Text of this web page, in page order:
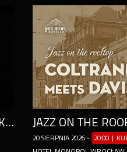
SO HARD NA TARASACH SPODKA | KATOWICE 22.08
20 SIERPNIA 2026 - 20:00 |